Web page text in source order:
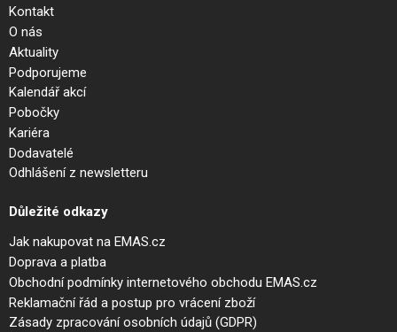
Kontakt
O nás
Aktuality
Podporujeme
Kalendář akcí
Pobočky
Kariéra
Dodavatelé
Odhlášení z newsletteru
Důležité odkazy
Jak nakupovat na EMAS.cz
Doprava a platba
Obchodní podmínky internetového obchodu EMAS.cz
Reklamační řád a postup pro vrácení zboží
Zásady zpracování osobních údajů (GDPR)